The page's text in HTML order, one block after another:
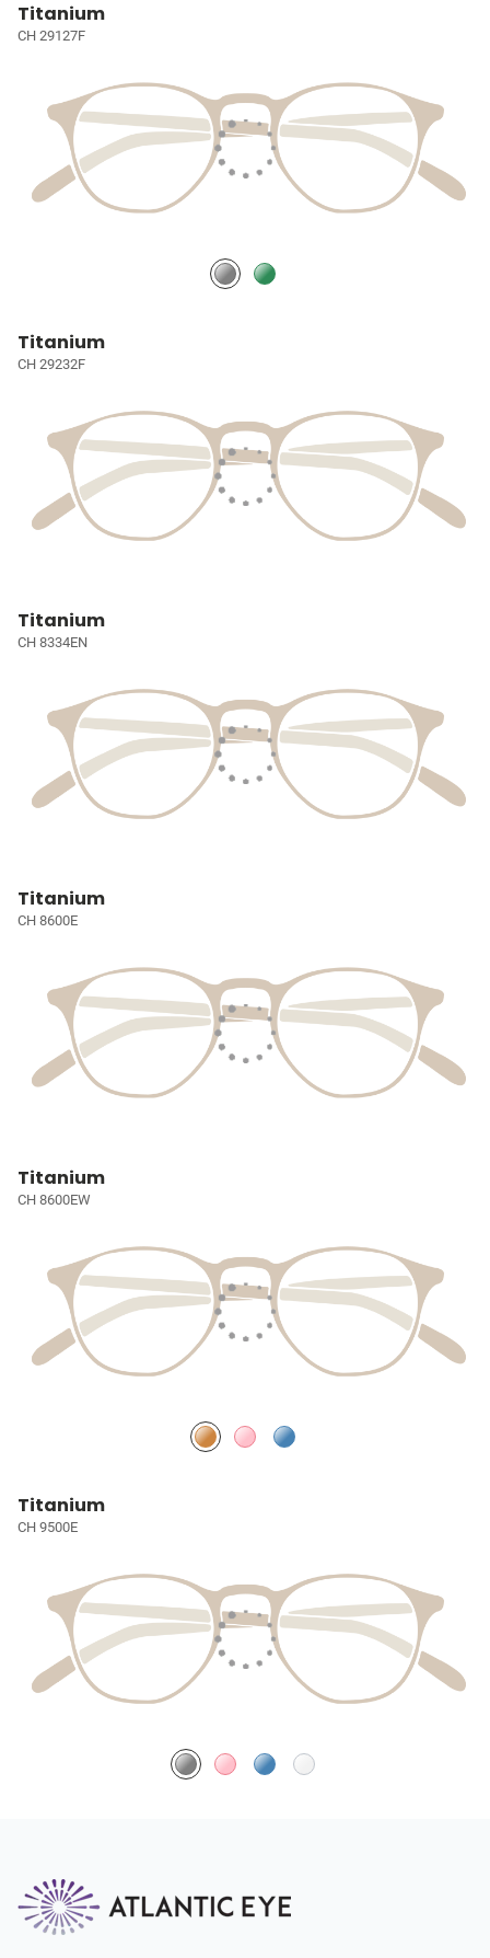
Titanium
CH 29127F
Titanium
CH 29232F
Titanium
CH 8334EN
Titanium
CH 8600E
Titanium
CH 8600EW
Titanium
CH 9500E